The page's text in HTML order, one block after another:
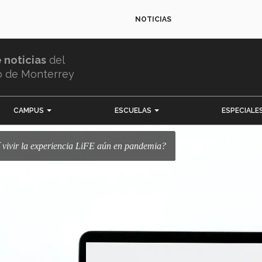
NOTICIAS
noticias del
de Monterrey
CAMPUS ESCUELAS
sí vivir la experiencia LiFE aún en pandemia?